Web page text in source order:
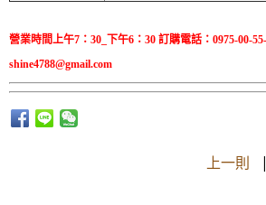
營業時間上午7：30_下午6：30 訂購電話：0975-00-
shine4788@gmail.com
上一則